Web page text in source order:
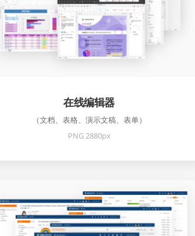
在线编辑器
（文档、表格、演示文稿、表单）
PNG 2880px